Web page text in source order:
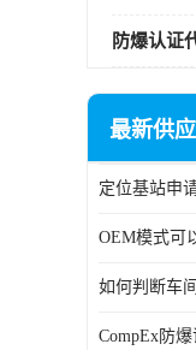
防爆认证
最新供